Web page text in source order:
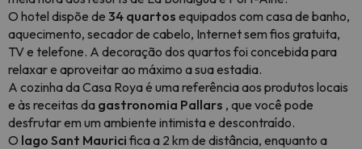
O hotel dispõe de 34 quartos equipados com casa de banho,
aquecimento, secador de cabelo, Internet sem fios gratuita,
TV e telefone. A decoração dos quartos foi concebida para
relaxar e aproveitar ao máximo a sua estadia.
A cozinha da Casa Roya é uma referência aos produtos locais
e às receitas da gastronomia Pallars , que você pode
desfrutar em um ambiente intimista e descontraído.
O lago Sant Maurici fica a 2 km de distância, enquanto a